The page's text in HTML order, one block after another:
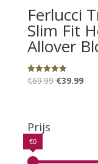
Ferlucci
Slim Fit
Allover
Gewaardeerd
5.00
€69.99 €39.99
Prijs
€0